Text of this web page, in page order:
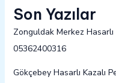
Son Yazılar
Zonguldak Merkez Hasarlı
05362400316
Gökçebey Hasarlı Kazalı